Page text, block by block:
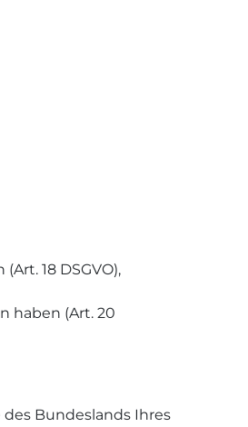
18 DSGVO),
haben (Art. 20
Bundeslands Ihres